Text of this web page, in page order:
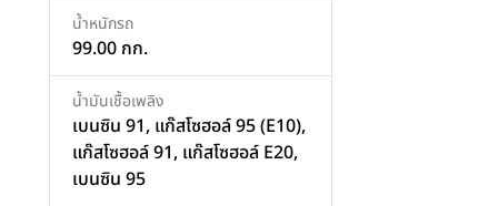
น้ำหนักรถ
99.00 กก.
น้ำมันเชื้อเพลิง
เบนซิน 91, แก๊สโซฮอล์ 95 (E10),
แก๊สโซฮอล์ 91, แก๊สโซฮอล์ E20,
เบนซิน 95